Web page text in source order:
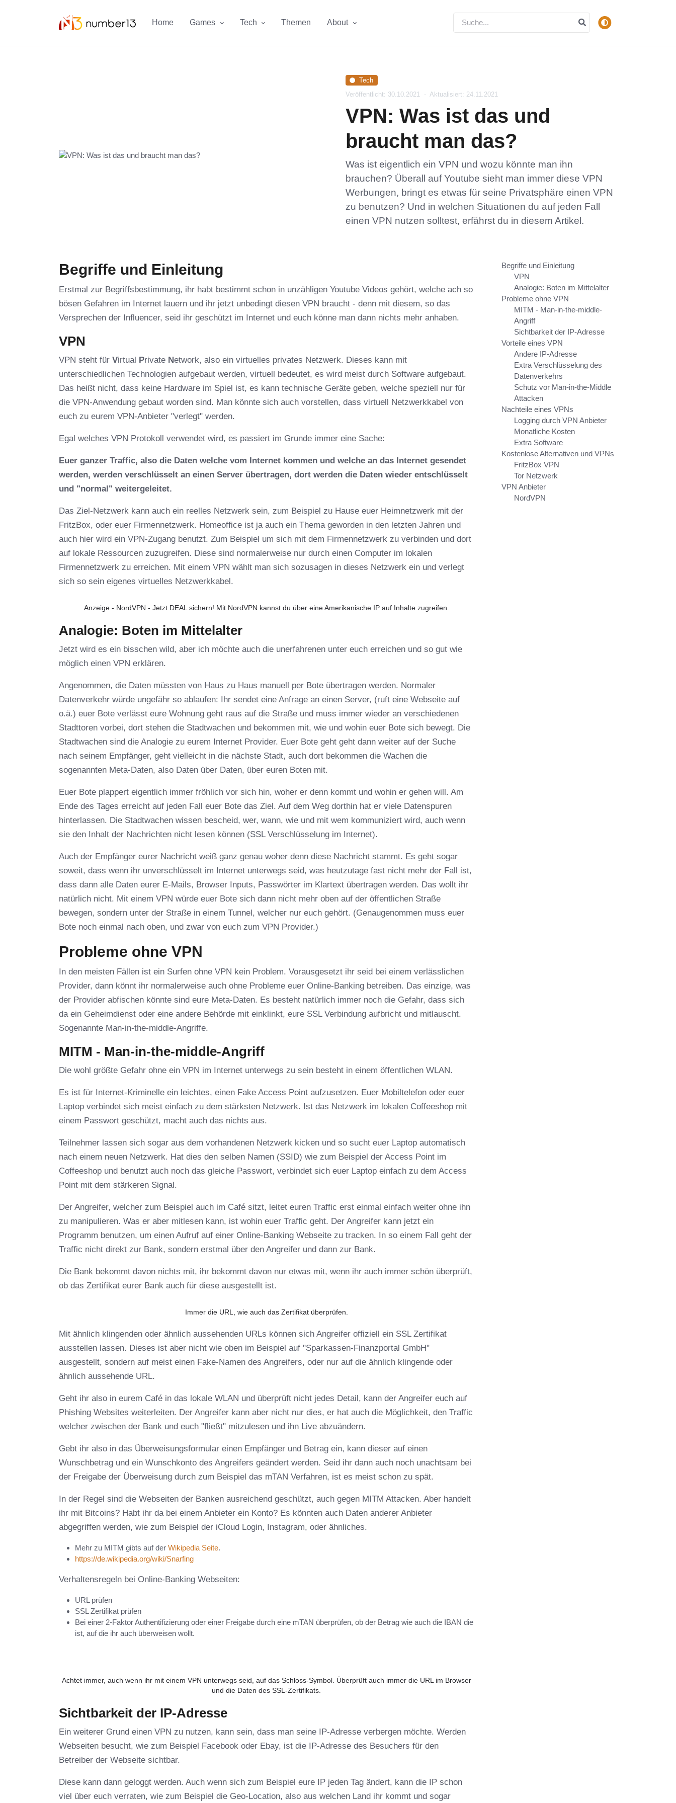
Home Games Tech Themen About
Tech
Veröffentlicht: 30.10.2021 - Aktualisiert: 24.11.2021
VPN: Was ist das und
braucht man das?
Was ist eigentlich ein VPN und wozu könnte man ihn
brauchen? Überall auf Youtube sieht man immer diese VPN
Werbungen, bringt es etwas für seine Privatsphäre einen VPN
zu benutzen? Und in welchen Situationen du auf jeden Fall
einen VPN nutzen solltest, erfährst du in diesem Artikel.
Begriffe und Einleitung
Erstmal zur Begriffsbestimmung, ihr habt bestimmt schon in unzähligen Youtube Videos gehört, welche ach so
bösen Gefahren im Internet lauern und ihr jetzt unbedingt diesen VPN braucht - denn mit diesem, so das
Versprechen der Influencer, seid ihr geschützt im Internet und euch könne man dann nichts mehr anhaben.
VPN
VPN steht für Virtual Private Network, also ein virtuelles privates Netzwerk. Dieses kann mit
unterschiedlichen Technologien aufgebaut werden, virtuell bedeutet, es wird meist durch Software aufgebaut.
Das heißt nicht, dass keine Hardware im Spiel ist, es kann technische Geräte geben, welche speziell nur für
die VPN-Anwendung gebaut worden sind. Man könnte sich auch vorstellen, dass virtuell Netzwerkkabel von
euch zu eurem VPN-Anbieter "verlegt" werden.
Egal welches VPN Protokoll verwendet wird, es passiert im Grunde immer eine Sache:
Euer ganzer Traffic, also die Daten welche vom Internet kommen und welche an das Internet gesendet
werden, werden verschlüsselt an einen Server übertragen, dort werden die Daten wieder entschlüsselt
und "normal" weitergeleitet.
Das Ziel-Netzwerk kann auch ein reelles Netzwerk sein, zum Beispiel zu Hause euer Heimnetzwerk mit der
FritzBox, oder euer Firmennetzwerk. Homeoffice ist ja auch ein Thema geworden in den letzten Jahren und
auch hier wird ein VPN-Zugang benutzt. Zum Beispiel um sich mit dem Firmennetzwerk zu verbinden und dort
auf lokale Ressourcen zuzugreifen. Diese sind normalerweise nur durch einen Computer im lokalen
Firmennetzwerk zu erreichen. Mit einem VPN wählt man sich sozusagen in dieses Netzwerk ein und verlegt
sich so sein eigenes virtuelles Netzwerkkabel.
Anzeige - NordVPN - Jetzt DEAL sichern! Mit NordVPN kannst du über eine Amerikanische IP auf Inhalte zugreifen.
Analogie: Boten im Mittelalter
Jetzt wird es ein bisschen wild, aber ich möchte auch die unerfahrenen unter euch erreichen und so gut wie
möglich einen VPN erklären.
Angenommen, die Daten müssten von Haus zu Haus manuell per Bote übertragen werden. Normaler
Datenverkehr würde ungefähr so ablaufen: Ihr sendet eine Anfrage an einen Server, (ruft eine Webseite auf
o.ä.) euer Bote verlässt eure Wohnung geht raus auf die Straße und muss immer wieder an verschiedenen
Stadttoren vorbei, dort stehen die Stadtwachen und bekommen mit, wie und wohin euer Bote sich bewegt. Die
Stadtwachen sind die Analogie zu eurem Internet Provider. Euer Bote geht geht dann weiter auf der Suche
nach seinem Empfänger, geht vielleicht in die nächste Stadt, auch dort bekommen die Wachen die
sogenannten Meta-Daten, also Daten über Daten, über euren Boten mit.
Euer Bote plappert eigentlich immer fröhlich vor sich hin, woher er denn kommt und wohin er gehen will. Am
Ende des Tages erreicht auf jeden Fall euer Bote das Ziel. Auf dem Weg dorthin hat er viele Datenspuren
hinterlassen. Die Stadtwachen wissen bescheid, wer, wann, wie und mit wem kommuniziert wird, auch wenn
sie den Inhalt der Nachrichten nicht lesen können (SSL Verschlüsselung im Internet).
Auch der Empfänger eurer Nachricht weiß ganz genau woher denn diese Nachricht stammt. Es geht sogar
soweit, dass wenn ihr unverschlüsselt im Internet unterwegs seid, was heutzutage fast nicht mehr der Fall ist,
dass dann alle Daten eurer E-Mails, Browser Inputs, Passwörter im Klartext übertragen werden. Das wollt ihr
natürlich nicht. Mit einem VPN würde euer Bote sich dann nicht mehr oben auf der öffentlichen Straße
bewegen, sondern unter der Straße in einem Tunnel, welcher nur euch gehört. (Genaugenommen muss euer
Bote noch einmal nach oben, und zwar von euch zum VPN Provider.)
Probleme ohne VPN
In den meisten Fällen ist ein Surfen ohne VPN kein Problem. Vorausgesetzt ihr seid bei einem verlässlichen
Provider, dann könnt ihr normalerweise auch ohne Probleme euer Online-Banking betreiben. Das einzige, was
der Provider abfischen könnte sind eure Meta-Daten. Es besteht natürlich immer noch die Gefahr, dass sich
da ein Geheimdienst oder eine andere Behörde mit einklinkt, eure SSL Verbindung aufbricht und mitlauscht.
Sogenannte Man-in-the-middle-Angriffe.
MITM - Man-in-the-middle-Angriff
Die wohl größte Gefahr ohne ein VPN im Internet unterwegs zu sein besteht in einem öffentlichen WLAN.
Es ist für Internet-Kriminelle ein leichtes, einen Fake Access Point aufzusetzen. Euer Mobiltelefon oder euer
Laptop verbindet sich meist einfach zu dem stärksten Netzwerk. Ist das Netzwerk im lokalen Coffeeshop mit
einem Passwort geschützt, macht auch das nichts aus.
Teilnehmer lassen sich sogar aus dem vorhandenen Netzwerk kicken und so sucht euer Laptop automatisch
nach einem neuen Netzwerk. Hat dies den selben Namen (SSID) wie zum Beispiel der Access Point im
Coffeeshop und benutzt auch noch das gleiche Passwort, verbindet sich euer Laptop einfach zu dem Access
Point mit dem stärkeren Signal.
Der Angreifer, welcher zum Beispiel auch im Café sitzt, leitet euren Traffic erst einmal einfach weiter ohne ihn
zu manipulieren. Was er aber mitlesen kann, ist wohin euer Traffic geht. Der Angreifer kann jetzt ein
Programm benutzen, um einen Aufruf auf einer Online-Banking Webseite zu tracken. In so einem Fall geht der
Traffic nicht direkt zur Bank, sondern erstmal über den Angreifer und dann zur Bank.
Die Bank bekommt davon nichts mit, ihr bekommt davon nur etwas mit, wenn ihr auch immer schön überprüft,
ob das Zertifikat eurer Bank auch für diese ausgestellt ist.
Immer die URL, wie auch das Zertifikat überprüfen.
Mit ähnlich klingenden oder ähnlich aussehenden URLs können sich Angreifer offiziell ein SSL Zertifikat
ausstellen lassen. Dieses ist aber nicht wie oben im Beispiel auf "Sparkassen-Finanzportal GmbH"
ausgestellt, sondern auf meist einen Fake-Namen des Angreifers, oder nur auf die ähnlich klingende oder
ähnlich aussehende URL.
Geht ihr also in eurem Café in das lokale WLAN und überprüft nicht jedes Detail, kann der Angreifer euch auf
Phishing Websites weiterleiten. Der Angreifer kann aber nicht nur dies, er hat auch die Möglichkeit, den Traffic
welcher zwischen der Bank und euch "fließt" mitzulesen und ihn Live abzuändern.
Gebt ihr also in das Überweisungsformular einen Empfänger und Betrag ein, kann dieser auf einen
Wunschbetrag und ein Wunschkonto des Angreifers geändert werden. Seid ihr dann auch noch unachtsam bei
der Freigabe der Überweisung durch zum Beispiel das mTAN Verfahren, ist es meist schon zu spät.
In der Regel sind die Webseiten der Banken ausreichend geschützt, auch gegen MITM Attacken. Aber handelt
ihr mit Bitcoins? Habt ihr da bei einem Anbieter ein Konto? Es könnten auch Daten anderer Anbieter
abgegriffen werden, wie zum Beispiel der iCloud Login, Instagram, oder ähnliches.
Mehr zu MITM gibts auf der Wikipedia Seite.
https://de.wikipedia.org/wiki/Snarfing
Verhaltensregeln bei Online-Banking Webseiten:
URL prüfen
SSL Zertifikat prüfen
Bei einer 2-Faktor Authentifizierung oder einer Freigabe durch eine mTAN überprüfen, ob der Betrag wie auch die IBAN die
ist, auf die ihr auch überweisen wollt.
Achtet immer, auch wenn ihr mit einem VPN unterwegs seid, auf das Schloss-Symbol. Überprüft auch immer die URL im Browser
und die Daten des SSL-Zertifikats.
Sichtbarkeit der IP-Adresse
Ein weiterer Grund einen VPN zu nutzen, kann sein, dass man seine IP-Adresse verbergen möchte. Werden
Webseiten besucht, wie zum Beispiel Facebook oder Ebay, ist die IP-Adresse des Besuchers für den
Betreiber der Webseite sichtbar.
Diese kann dann geloggt werden. Auch wenn sich zum Beispiel eure IP jeden Tag ändert, kann die IP schon
viel über euch verraten, wie zum Beispiel die Geo-Location, also aus welchen Land ihr kommt und sogar
Begriffe und Einleitung
VPN
Analogie: Boten im Mittelalter
Probleme ohne VPN
MITM - Man-in-the-middle-
Angriff
Sichtbarkeit der IP-Adresse
Vorteile eines VPN
Andere IP-Adresse
Extra Verschlüsselung des
Datenverkehrs
Schutz vor Man-in-the-Middle
Attacken
Nachteile eines VPNs
Logging durch VPN Anbieter
Monatliche Kosten
Extra Software
Kostenlose Alternativen und VPNs
FritzBox VPN
Tor Netzwerk
VPN Anbieter
NordVPN